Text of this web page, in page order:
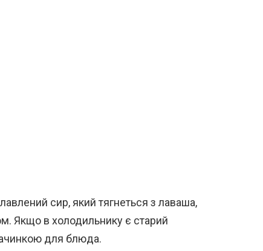
сир, який тягнеться з лаваша,
Якщо в холодильнику є старий
для блюда.